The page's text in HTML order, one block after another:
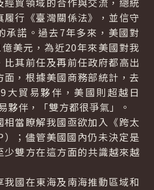
行《臺灣關係法》，並信守
承諾。過去7年多來，美國對
美元，為近20年來美國對我
其前任及再前任政府都高出
，根據美國商務部統計，去
大貿易夥伴，美國則超越日
夥伴，「雙方都很爭氣」。
當瞭解我國亟欲加入《跨太
；儘管美國國內仍未決定是
雙方在這方面的共識越來越
國在東海及南海推動區域和